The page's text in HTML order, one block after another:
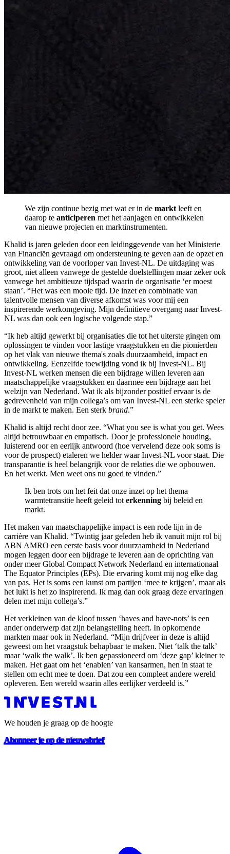
We zijn continue bezig met wat er in de markt leeft en
daarop te anticiperen met het aanjagen en ontwikkelen
van nieuwe projecten en marktinstrumenten.
Khalid is jaren geleden door een leidinggevende van het Ministerie
van Financiën gevraagd om ondersteuning te geven aan de opzet en
ontwikkeling van de voorloper van Invest-NL. De uitdaging was
groot, niet alleen vanwege de gestelde doelstellingen maar zeker ook
vanwege het ambitieuze tijdspad waarin de organisatie ‘er moest
staan’. “Het was een mooie tijd. De inzet en combinatie van
talentvolle mensen van diverse afkomst was voor mij een
inspirerende werkomgeving. Mijn definitieve overgang naar Invest-
NL was dan ook een logische volgende stap.”
“Ik heb altijd gewerkt bij organisaties die tot het uiterste gingen om
oplossingen te vinden voor lastige vraagstukken en die pionierden
op het vlak van nieuwe thema's zoals duurzaamheid, impact en
ontwikkeling. Eenzelfde toewijding vond ik bij Invest-NL. Bij
Invest-NL werken mensen die een bijdrage willen leveren aan
maatschappelijke vraagstukken en daarmee een bijdrage aan het
welzijn van Nederland. Wat ik als bijzonder positief ervaar is de
gedrevenheid van mijn collega’s om van Invest-NL een sterke speler
in de markt te maken. Een sterk brand.”
Khalid is altijd recht door zee. “What you see is what you get. Wees
altijd betrouwbaar en empatisch. Door je professionele houding,
luisterend oor en eerlijk antwoord (hoe vervelend deze ook soms is
voor de prospect) etaleren we helder waar Invest-NL voor staat. Die
transparantie is heel belangrijk voor de relaties die we opbouwen.
En het werkt. Men weet ons nu goed te vinden.”
Ik ben trots om het feit dat onze inzet op het thema
warmtetransitie heeft geleid tot erkenning bij beleid en
markt.
Het maken van maatschappelijke impact is een rode lijn in de
carrière van Khalid. “Twintig jaar geleden heb ik vanuit mijn rol bij
ABN AMRO een eerste basis voor duurzaamheid in Nederland
mogen leggen door een bijdrage te leveren aan de oprichting van
onder meer Global Compact Network Nederland en internationaal
The Equator Principles (EPs). Die ervaring komt mij nog elke dag
van pas. Het is soms een kunst om partijen ‘mee te krijgen’, maar als
het lukt is het zo inspirerend. Ik mag dan ook graag deze ervaringen
delen met mijn collega’s.”
Het verkleinen van de kloof tussen ‘haves and have-nots’ is een
ander onderwerp dat zijn belangstelling heeft. In opkomende
markten maar ook in Nederland. “Mijn drijfveer in deze is altijd
geweest om het vraagstuk behapbaar te maken. Niet ‘talk the talk’
maar ‘walk the walk’. Ik ben gepassioneerd om ‘deze gap’ kleiner te
maken. Het gaat om het ‘enablen’ van kansarmen, hen in staat te
stellen om echt mee te doen. Dat zou een compleet andere wereld
opleveren. Een wereld waarin alles eerlijker verdeeld is.”
We houden je graag op de hoogte
Abonneer je op de nieuwsbrief